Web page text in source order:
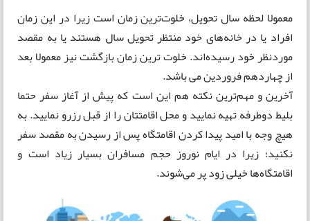
معمولا لحظه سال تحویل، خلوت‌ترین زمان است زیرا در این زمان
افراد یا در خانه‌های خود منتظر تحویل سال هستند یا به مقصد
موردنظر خود رسیده‌اند. خلوت ترین زمان بازگشت نیز معمولا بعد
از چهاردهم فروردین می باشد.
آخرین و مهم‌ترین نکته هم این است که پیش از آغاز سفر حتما
بلیط دوطرفه تهیه نمایید و محل اقامتتان را از قبل رزرو نمایید. به
هیچ وجه با امید پیدا کردن اقامتگاه پس از رسیدن به مقصد سفر
نکنید؛ زیرا در ایام نوروز حجم مسافران بسیار زیاد است و
اقامتگاه‌ها خیلی زود پر می‌شوند.